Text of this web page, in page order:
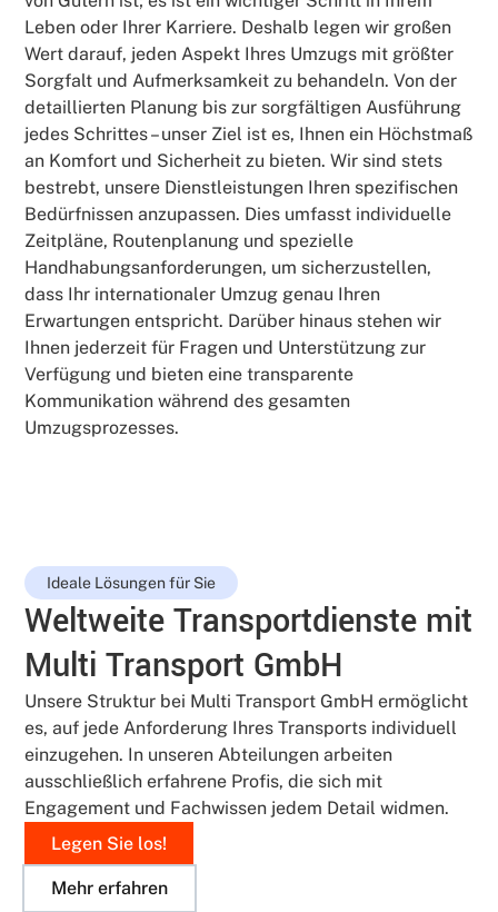
Leben oder Ihrer Karriere. Deshalb legen wir großen
Wert darauf, jeden Aspekt Ihres Umzugs mit größter
Sorgfalt und Aufmerksamkeit zu behandeln. Von der
detaillierten Planung bis zur sorgfältigen Ausführung
jedes Schrittes – unser Ziel ist es, Ihnen ein Höchstmaß
an Komfort und Sicherheit zu bieten. Wir sind stets
bestrebt, unsere Dienstleistungen Ihren spezifischen
Bedürfnissen anzupassen. Dies umfasst individuelle
Zeitpläne, Routenplanung und spezielle
Handhabungsanforderungen, um sicherzustellen,
dass Ihr internationaler Umzug genau Ihren
Erwartungen entspricht. Darüber hinaus stehen wir
Ihnen jederzeit für Fragen und Unterstützung zur
Verfügung und bieten eine transparente
Kommunikation während des gesamten
Umzugsprozesses.
Ideale Lösungen für Sie
Weltweite Transportdienste mit
Multi Transport GmbH
Unsere Struktur bei Multi Transport GmbH ermöglicht
es, auf jede Anforderung Ihres Transports individuell
einzugehen. In unseren Abteilungen arbeiten
ausschließlich erfahrene Profis, die sich mit
Engagement und Fachwissen jedem Detail widmen.
Legen Sie los!
Mehr erfahren